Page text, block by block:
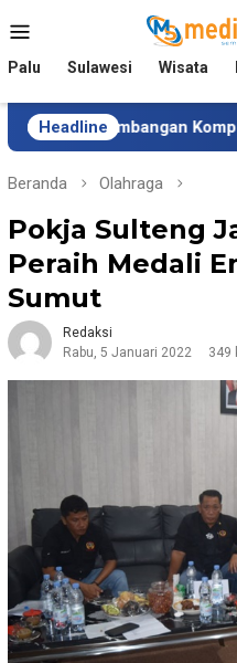
ke
Mobile
Palu Sulawesi Wisata
HeadlineKompetensi
Beranda Olahraga
Pokja Sulteng
Peraih Medali
Sumut
Redaksi
Rabu, 5 Januari 2022
349